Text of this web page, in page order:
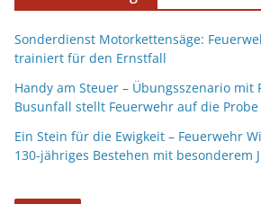
Sonderdienst Motorkettensäge:
trainiert für den Ernstfall
Handy am Steuer – Übungsszenario mit
Busunfall stellt Feuerwehr auf die Probe
Ein Stein für die Ewigkeit – Feuerwehr
130-jähriges Bestehen mit besonderem